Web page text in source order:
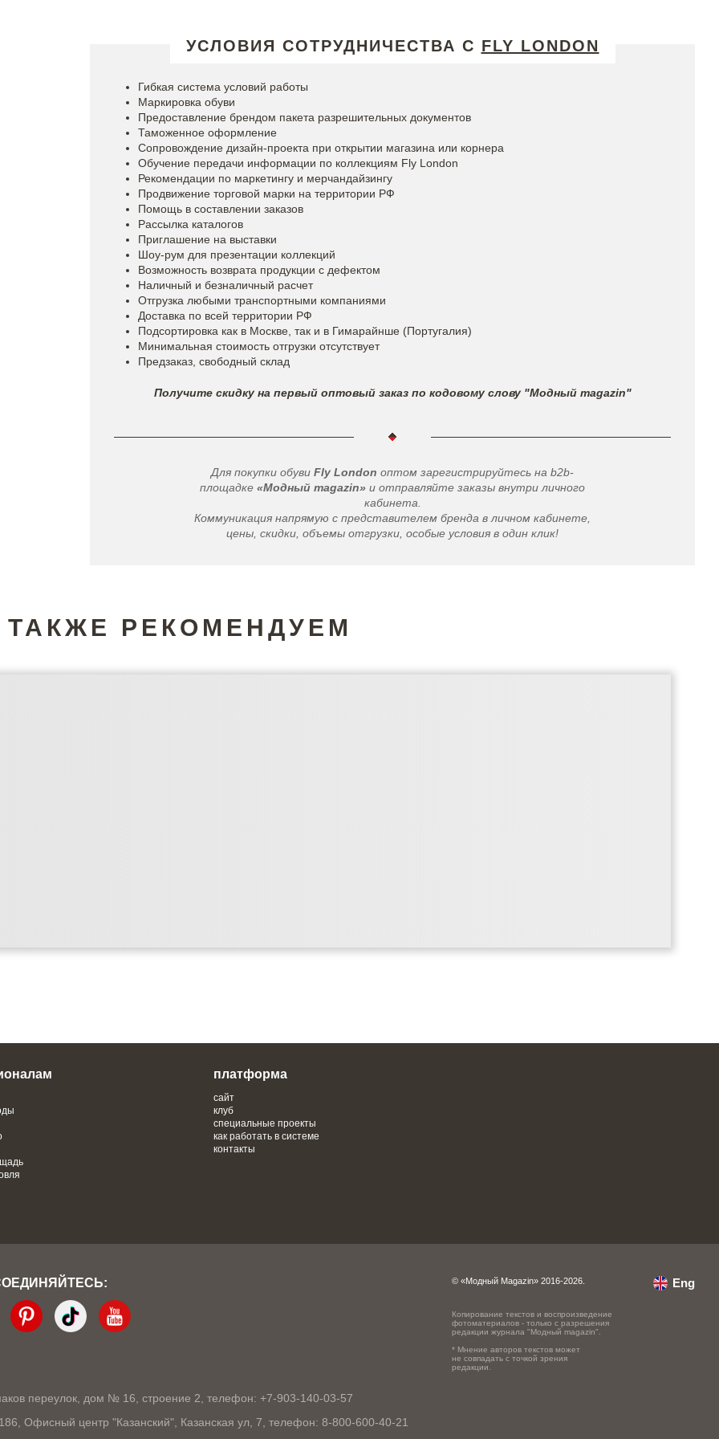
УСЛОВИЯ СОТРУДНИЧЕСТВА С FLY LONDON
Гибкая система условий работы
Маркировка обуви
Предоставление брендом пакета разрешительных документов
Таможенное оформление
Сопровождение дизайн-проекта при открытии магазина или корнера
Обучение передачи информации по коллекциям Fly London
Рекомендации по маркетингу и мерчандайзингу
Продвижение торговой марки на территории РФ
Помощь в составлении заказов
Рассылка каталогов
Приглашение на выставки
Шоу-рум для презентации коллекций
Возможность возврата продукции с дефектом
Наличный и безналичный расчет
Отгрузка любыми транспортными компаниями
Доставка по всей территории РФ
Подсортировка как в Москве, так и в Гимарайнше (Португалия)
Минимальная стоимость отгрузки отсутствует
Предзаказ, свободный склад
Получите скидку на первый оптовый заказ по кодовому слову "Модный magazin"
Для покупки обуви Fly London оптом зарегистрируйтесь на b2b-
площадке «Модный magazin» и отправляйте заказы внутри личного
кабинета.
Коммуникация напрямую с представителем бренда в личном кабинете,
цены, скидки, объемы отгрузки, особые условия в один клик!
ТАКЖЕ РЕКОМЕНДУЕМ
платформа
сайт
клуб
специальные проекты
как работать в системе
контакты
переулок, дом № 16, строение 2, телефон: +7-903-140-03-57
Офисный центр "Казанский", Казанская ул, 7, телефон: 8-800-600-40-21
© «Модный Magazin» 2016-2026.
Копирование текстов и воспроизведение
фотоматериалов - только с разрешения
редакции журнала "Модный magazin".
* Мнение авторов текстов может
не совпадать с точкой зрения
редакции.
Eng